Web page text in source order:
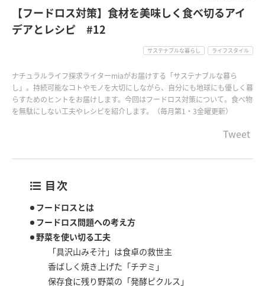
【フードロス対策】食材を美味しく食べ切るアイ
デアとレシピ #12
サステナブルな暮らし ライフスタイル
ナチュラルライフ探求ライターmiaがお届けする「サステナブルな暮ら
し」。持続可能なコトやモノを大切にしながら、自分にも地球にも優しく暮
らすためのヒントをお届けします。今回はフードロス対策について。食べ物
を無駄にしない工夫やレシピを紹介します。（毎月第1・3金曜更新）
Tweet
目次
フードロスとは
フードロス問題への考え方
野菜を使い切る工夫
「具沢山みそ汁」は食卓の救世主
香ばしく焼き上げた「チヂミ」
保存食に残り野菜の「発酵ピクルス」